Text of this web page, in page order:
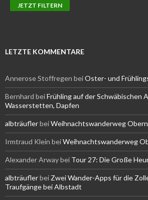
LETZTE KOMMENTARE
Annerose Stoffregen beiOster- und
Bernhard beiFrühling auf der Schwäbischen
Wasserstetten, Dapfen
albträuflerbeiWeihnachtswanderweg
Irmtraud Klein beiWeihnachtswanderweg
Alexander Arwaybei Tour 27: Die Große
albträuflerbei Zwei Wander-Apps für die
Traufgänge bei Albstadt